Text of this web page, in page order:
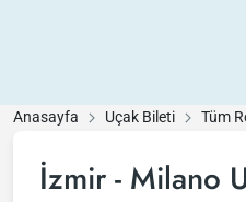
Anasayfa Uçak Bileti Tüm
İzmir - Milano